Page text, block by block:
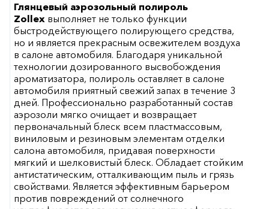
Глянцевый аэрозольный полироль
Zollexвыполняет не только функции
быстродействующего полирующего средства,
но и является прекрасным освежителем воздуха
в салоне автомобиля. Благодаря уникальной
технологии дозированного высвобождения
ароматизатора, полироль оставляет в салоне
автомобиля приятный свежий запах в течение 3
дней. Профессионально разработанный состав
аэрозоли мягко очищает и возвращает
первоначальный блеск всем пластмассовым,
виниловым и резиновым элементам отделки
салона автомобиля, придавая поверхности
мягкий и шелковистый блеск. Обладает стойким
антистатическим, отталкивающим пыль и грязь
свойствами. Является эффективным барьером
против повреждений от солнечного